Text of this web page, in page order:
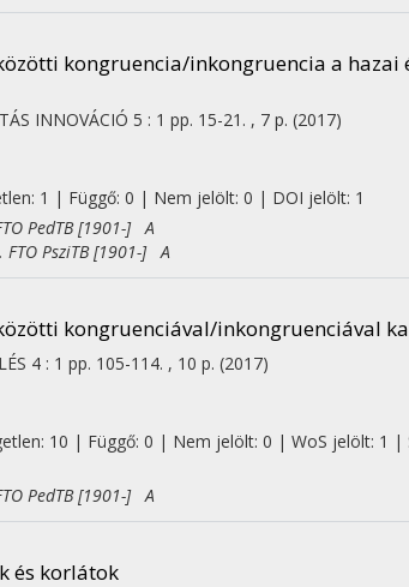
kongruencia/inkongruencia a hazai
INNOVÁCIÓ 5 : 1 pp. 15-21. , 7 p. (2017)
1 | Függő: 0 | Nem jelölt: 0 | DOI jelölt: 1
PedTB [1901-] A
PsziTB [1901-] A
kongruenciával/inkongruenciával
4 : 1 pp. 105-114. , 10 p. (2017)
10 | Függő: 0 | Nem jelölt: 0 | WoS jelölt: 1 |
PedTB [1901-] A
és korlátok